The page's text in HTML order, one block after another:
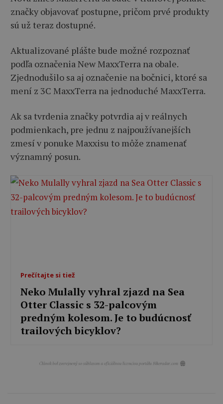
značky objavovať postupne, pričom prvé produkty
sú už teraz dostupné.
Aktualizované plášte bude možné rozpoznať
podľa označenia New MaxxTerra na obale.
Zjednodušilo sa aj označenie na bočnici, ktoré sa
mení z 3C MaxxTerra na jednoduché MaxxTerra.
Ak sa tvrdenia značky potvrdia aj v reálnych
podmienkach, pre jednu z najpoužívanejších
zmesí v ponuke Maxxisu to môže znamenať
významný posun.
Prečítajte si tiež
Neko Mulally vyhral zjazd na Sea
Otter Classic s 32-palcovým
predným kolesom. Je to budúcnosť
trailových bicyklov?